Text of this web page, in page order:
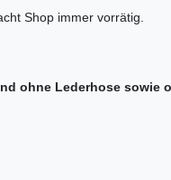
Shop immer vorrätig.
ohne Lederhose sowie